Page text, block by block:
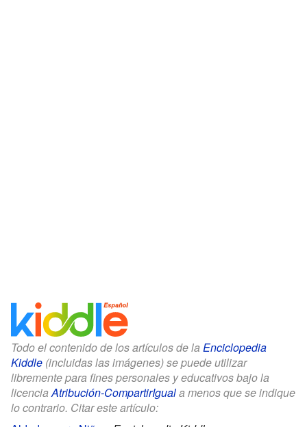
Todo el contenido de los artículos de la Enciclopedia
Kiddle (incluidas las imágenes) se puede utilizar
libremente para fines personales y educativos bajo la
licencia Atribución-CompartirIguala menos que se indique
lo contrario. Citar este artículo: